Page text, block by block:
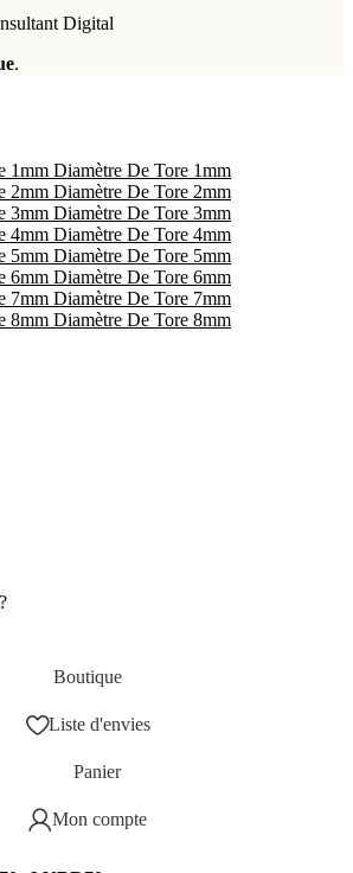
Digital
.
Diamètre De Tore 1mm
Diamètre De Tore 2mm
Diamètre De Tore 3mm
Diamètre De Tore 4mm
Diamètre De Tore 5mm
Diamètre De Tore 6mm
Diamètre De Tore 7mm
Diamètre De Tore 8mm
Boutique
Liste d'envies
Panier
Mon compte